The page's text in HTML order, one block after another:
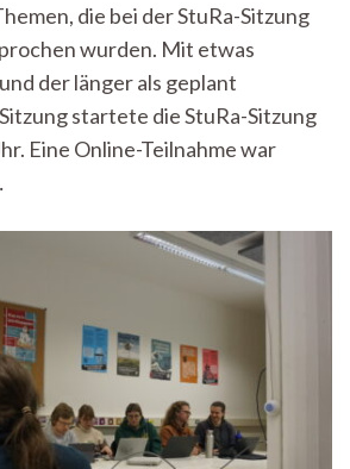
die bei der StuRa-Sitzung
wurden. Mit etwas
der länger als geplant
startete die StuRa-Sitzung
Eine Online-Teilnahme war